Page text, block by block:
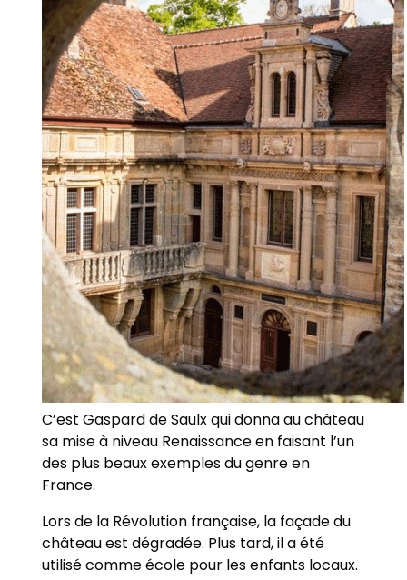
C’est Gaspard de Saulx qui donna au château
sa mise à niveau Renaissance en faisant l’un
des plus beaux exemples du genre en
France.
Lors de la Révolution française, la façade du
château est dégradée. Plus tard, il a été
utilisé comme école pour les enfants locaux.